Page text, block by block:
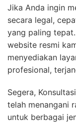
Jika Anda ingin
secara legal,
yang paling
website resmi
menyediakan
profesional,
Segera,
telah menangani
untuk berbagai